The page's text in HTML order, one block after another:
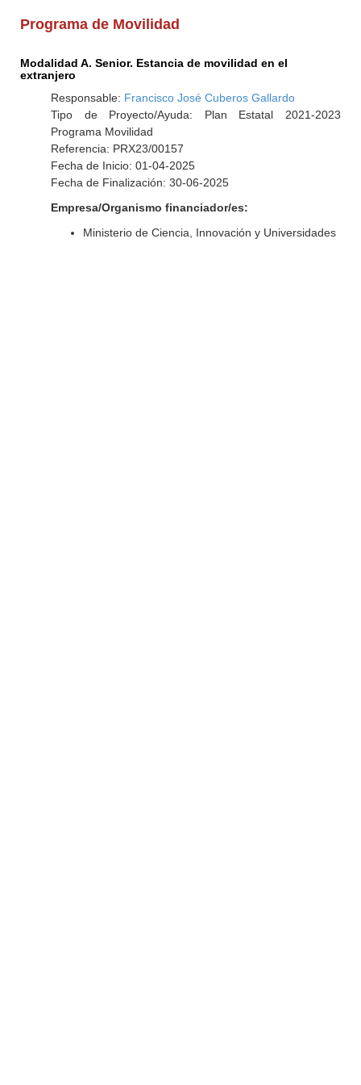
Programa de Movilidad
Modalidad A. Senior. Estancia de movilidad en el
extranjero
Responsable: Francisco José Cuberos Gallardo
Tipo de Proyecto/Ayuda: Plan Estatal 2021-2023
Programa Movilidad
Referencia: PRX23/00157
Fecha de Inicio: 01-04-2025
Fecha de Finalización: 30-06-2025
Empresa/Organismo financiador/es:
Ministerio de Ciencia, Innovación y Universidades